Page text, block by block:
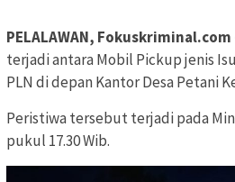
PELALAWAN, Fokuskriminal.com
terjadi antara Mobil Pickup jenis
PLN di depan Kantor Desa Petani
Peristiwa tersebut terjadi pada
pukul 17.30 Wib.